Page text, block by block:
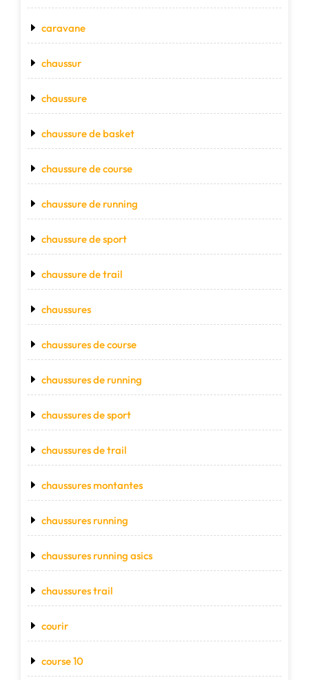
caravane
chaussur
chaussure
chaussure de basket
chaussure de course
chaussure de running
chaussure de sport
chaussure de trail
chaussures
chaussures de course
chaussures de running
chaussures de sport
chaussures de trail
chaussures montantes
chaussures running
chaussures running asics
chaussures trail
courir
course 10